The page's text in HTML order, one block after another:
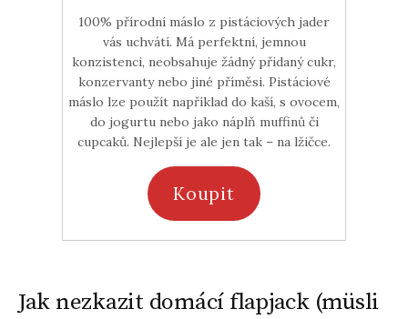
100% přírodní máslo z pistáciových jader
vás uchvátí. Má perfektní, jemnou
konzistenci, neobsahuje žádný přidaný cukr,
konzervanty nebo jiné příměsi. Pistáciové
máslo lze použít například do kaší, s ovocem,
do jogurtu nebo jako náplň muffinů či
cupcaků. Nejlepší je ale jen tak – na lžičce.
Koupit
Jak nezkazit domácí flapjack (müsli